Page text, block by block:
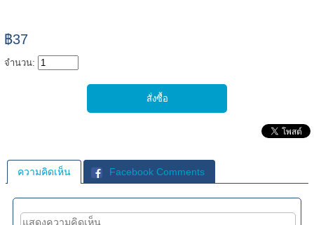
฿37
จำนวน:
ความคิดเห็น Facebook Comments